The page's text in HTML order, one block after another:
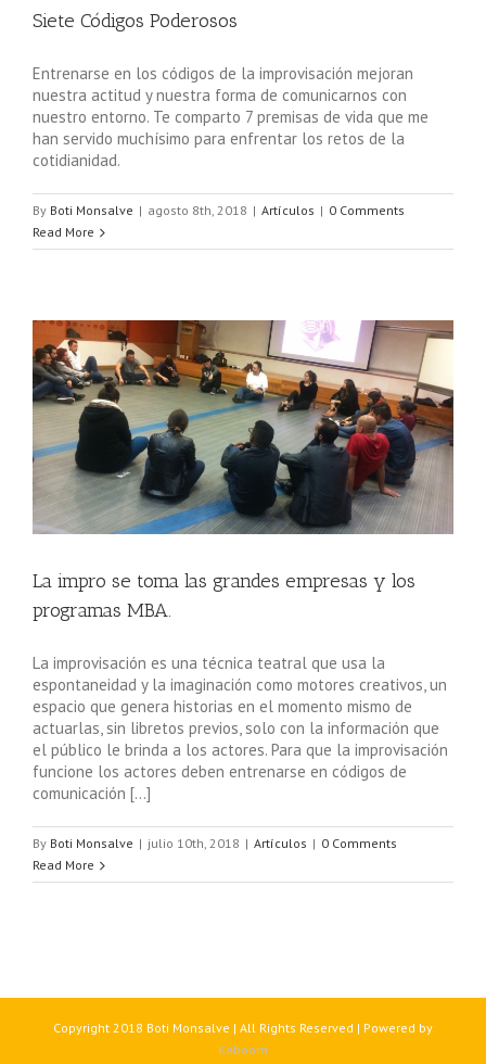
Siete Códigos Poderosos
Entrenarse en los códigos de la improvisación mejoran
nuestra actitud y nuestra forma de comunicarnos con
nuestro entorno. Te comparto 7 premisas de vida que me
han servido muchísimo para enfrentar los retos de la
cotidianidad.
By Boti Monsalve | agosto 8th, 2018 | Artículos | 0 Comments
Read More
La impro se toma las grandes empresas y los
programas MBA.
La improvisación es una técnica teatral que usa la
espontaneidad y la imaginación como motores creativos, un
espacio que genera historias en el momento mismo de
actuarlas, sin libretos previos, solo con la información que
el público le brinda a los actores. Para que la improvisación
funcione los actores deben entrenarse en códigos de
comunicación […]
By Boti Monsalve | julio 10th, 2018 | Artículos | 0 Comments
Read More
Copyright 2018 Boti Monsalve | All Rights Reserved | Powered by
Kaboom